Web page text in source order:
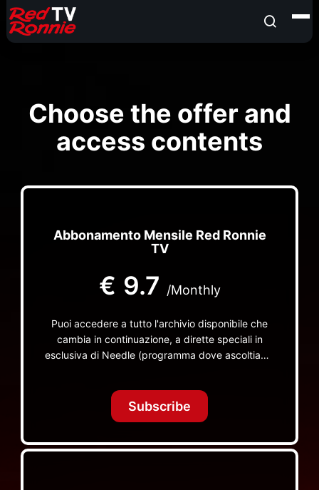
Choose the offer and
access contents
Abbonamento Mensile Red Ronnie
TV
€ 9.7 /Monthly
Puoi accedere a tutto l'archivio disponibile che
cambia in continuazione, a dirette speciali in
esclusiva di Needle (programma dove ascoltiamo
TV non visibili da nessuna altra parte
Subscribe